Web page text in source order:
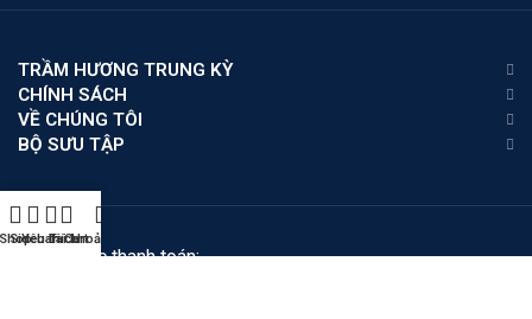
TRẦM HƯƠNG TRUNG KỲ
CHÍNH SÁCH
VỀ CHÚNG TÔI
BỘ SƯU TẬP
Phương thức thanh toán:
Sidebar
Yêu thích
Cart
Tài khoản của tôi